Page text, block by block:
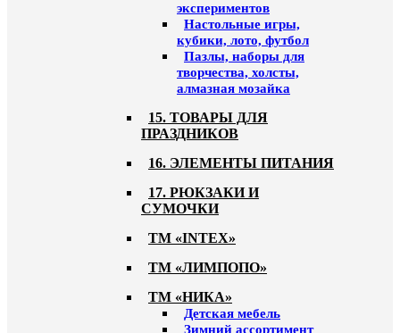
экспериментов
Настольные игры,
кубики, лото, футбол
Пазлы, наборы для
творчества, холсты,
алмазная мозайка
15. ТОВАРЫ ДЛЯ
ПРАЗДНИКОВ
16. ЭЛЕМЕНТЫ ПИТАНИЯ
17. РЮКЗАКИ И
СУМОЧКИ
ТМ «INTEX»
ТМ «ЛИМПОПО»
ТМ «НИКА»
Детская мебель
Зимний ассортимент